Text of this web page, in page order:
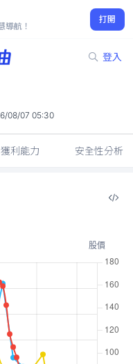
導航！
打開
登入
08/07 05:30
獲利能力 安全性分析